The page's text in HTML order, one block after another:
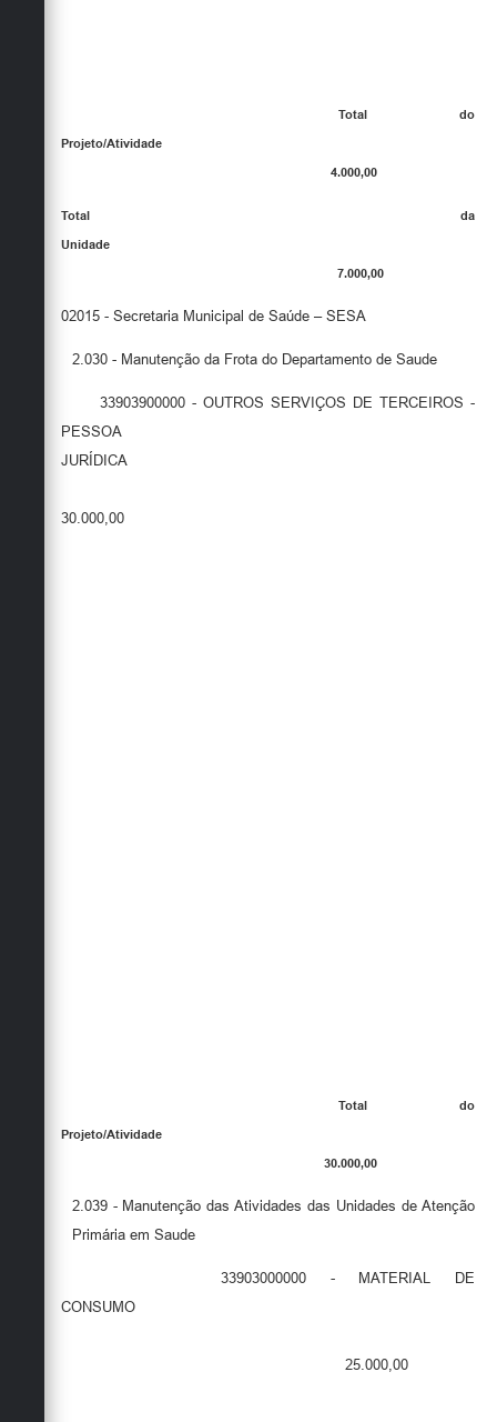
Total do
Projeto/Atividade
4.000,00
Total da
Unidade
7.000,00
02015 - Secretaria Municipal de Saúde – SESA
2.030 - Manutenção da Frota do Departamento de Saude
33903900000 - OUTROS SERVIÇOS DE TERCEIROS -
PESSOA
JURÍDICA
30.000,00
Total do
Projeto/Atividade
30.000,00
2.039 - Manutenção das Atividades das Unidades de Atenção
Primária em Saude
33903000000 - MATERIAL DE
CONSUMO
25.000,00